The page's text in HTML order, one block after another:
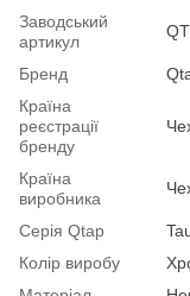
Заводський
артикул
Бренд
Країна
реєстрації
бренду
Країна
виробника
Серія Qtap
Колір виробу